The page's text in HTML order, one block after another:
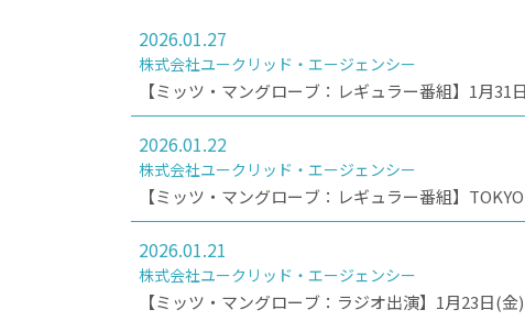
2026.01.27
株式会社ユークリッド・エージェンシー
【ミッツ・マングローブ：レギュラー番組】1月31
2026.01.22
株式会社ユークリッド・エージェンシー
【ミッツ・マングローブ：レギュラー番組】
2026.01.21
株式会社ユークリッド・エージェンシー